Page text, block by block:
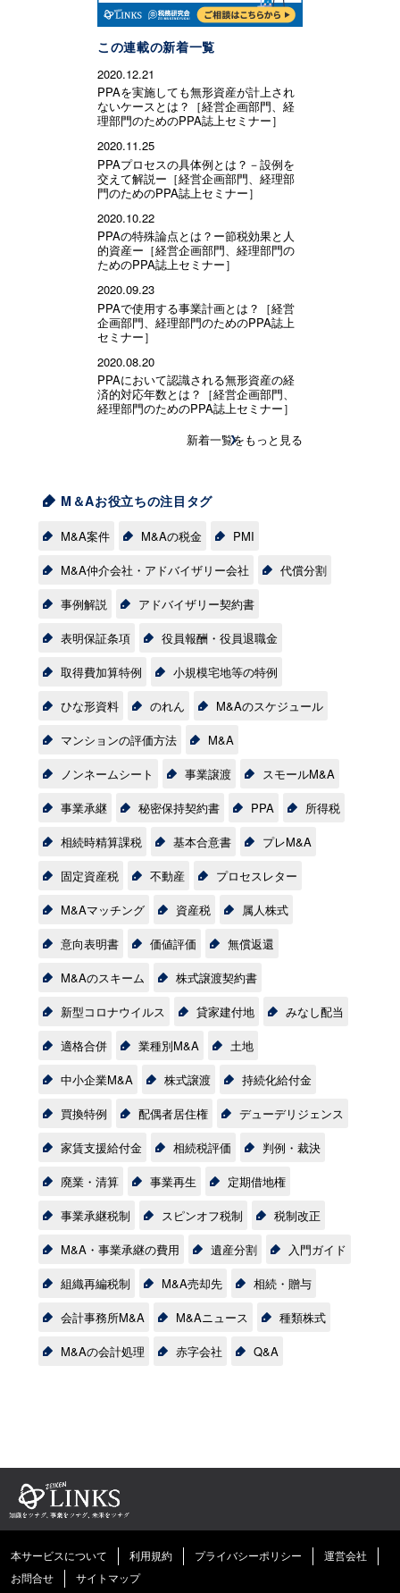
この連載の新着一覧
2020.12.21
PPAを実施しても無形資産が計上され
ないケースとは？［経営企画部門、経
理部門のためのPPA誌上セミナー］
2020.11.25
PPAプロセスの具体例とは？－設例を
交えて解説ー［経営企画部門、経理部
門のためのPPA誌上セミナー］
2020.10.22
PPAの特殊論点とは？ー節税効果と人
的資産ー［経営企画部門、経理部門の
ためのPPA誌上セミナー］
2020.09.23
PPAで使用する事業計画とは？［経営
企画部門、経理部門のためのPPA誌上
セミナー］
2020.08.20
PPAにおいて認識される無形資産の経
済的対応年数とは？［経営企画部門、
経理部門のためのPPA誌上セミナー］
新着一覧をもっと見る
M＆Aお役立ちの注目タグ
M&A案件 M&Aの税金
PMI
M&A仲介会社・アドバイザリー会社
代償分割
事例解説
アドバイザリー契約書
表明保証条項
役員報酬・役員退職金
取得費加算特例
小規模宅地等の特例
ひな形資料
のれん
M&Aのスケジュール
マンションの評価方法
M&A
ノンネームシート
事業譲渡
スモールM&A
事業承継
秘密保持契約書 PPA
所得税
相続時精算課税
基本合意書
プレM&A
固定資産税
不動産
プロセスレター
M&Aマッチング
資産税
属人株式
意向表明書
価値評価
無償返還
M&Aのスキーム
株式譲渡契約書
新型コロナウイルス
貸家建付地
みなし配当
適格合併
業種別M&A
土地
中小企業M&A
株式譲渡
持続化給付金
買換特例
配偶者居住権
デューデリジェンス
家賃支援給付金
相続税評価
判例・裁決
廃業・清算
事業再生
定期借地権
事業承継税制
スピンオフ税制
税制改正
M&A・事業承継の費用
遺産分割
入門ガイド
組織再編税制
M&A売却先
相続・贈与
会計事務所M&A
M&Aニュース
種類株式
M&Aの会計処理
赤字会社 Q&A
本サービスについて 利用規約 プライバシーポリシー
運営会社
お問合せ
サイトマップ